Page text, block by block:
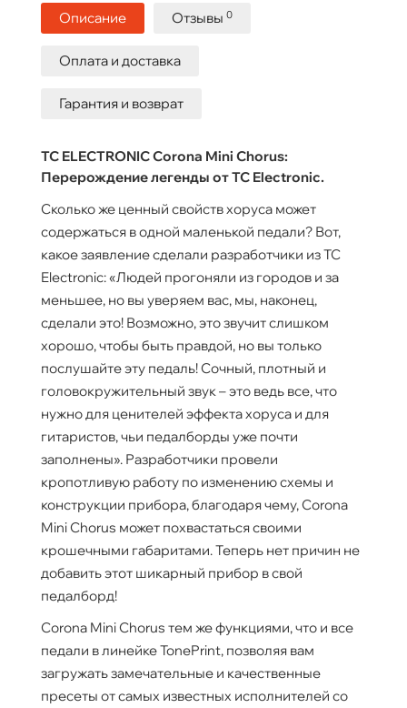
Описание Отзывы 0
Оплата и доставка
Гарантия и возврат
TC ELECTRONIC Corona Mini Chorus:
Перерождение легенды от TC Electronic.
Сколько же ценный свойств хоруса может
содержаться в одной маленькой педали? Вот,
какое заявление сделали разработчики из TC
Electronic: «Людей прогоняли из городов и за
меньшее, но вы уверяем вас, мы, наконец,
сделали это! Возможно, это звучит слишком
хорошо, чтобы быть правдой, но вы только
послушайте эту педаль! Сочный, плотный и
головокружительный звук – это ведь все, что
нужно для ценителей эффекта хоруса и для
гитаристов, чьи педалборды уже почти
заполнены». Разработчики провели
кропотливую работу по изменению схемы и
конструкции прибора, благодаря чему, Corona
Mini Chorus может похвастаться своими
крошечными габаритами. Теперь нет причин не
добавить этот шикарный прибор в свой
педалборд!
Corona Mini Chorus тем же функциями, что и все
педали в линейке TonePrint, позволяя вам
загружать замечательные и качественные
пресеты от самых известных исполнителей со